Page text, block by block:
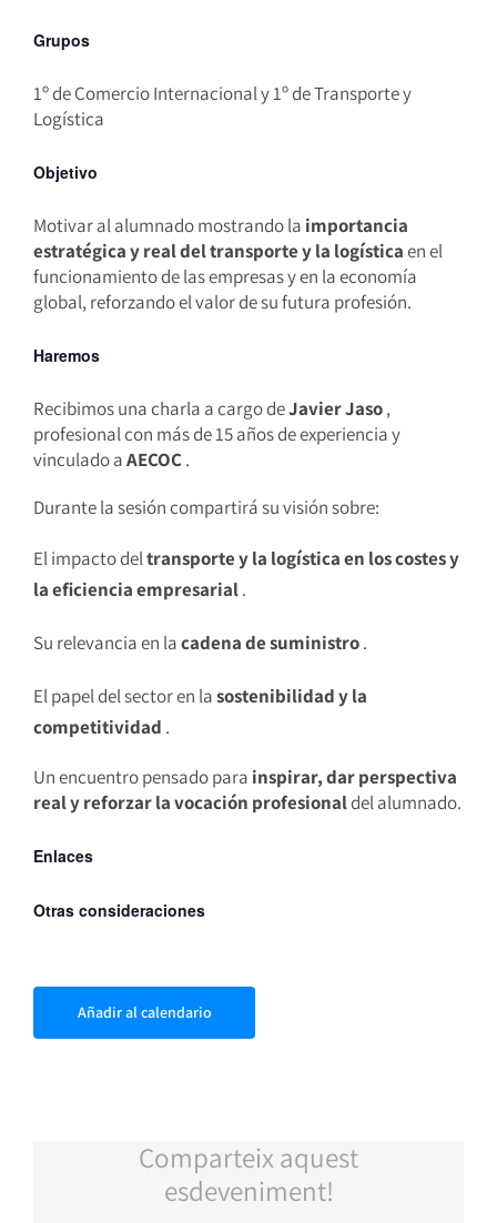
Grupos
1º de Comercio Internacional y 1º de Transporte y
Logística
Objetivo
Motivar al alumnado mostrando la importancia
estratégica y real del transporte y la logísticaen el
funcionamiento de las empresas y en la economía
global, reforzando el valor de su futura profesión.
Haremos
Recibimos una charla a cargo deJavier Jaso,
profesional con más de 15 años de experiencia y
vinculado aAECOC.
Durante la sesión compartirá su visión sobre:
El impacto deltransporte y la logística en los costes y
la eficiencia empresarial.
Su relevancia en lacadena de suministro.
El papel del sector en lasostenibilidad y la
competitividad .
Un encuentro pensado para inspirar, dar perspectiva
real y reforzar la vocación profesionaldel alumnado.
Enlaces
Otras consideraciones
Añadir al calendario
Comparteix aquest
esdeveniment!